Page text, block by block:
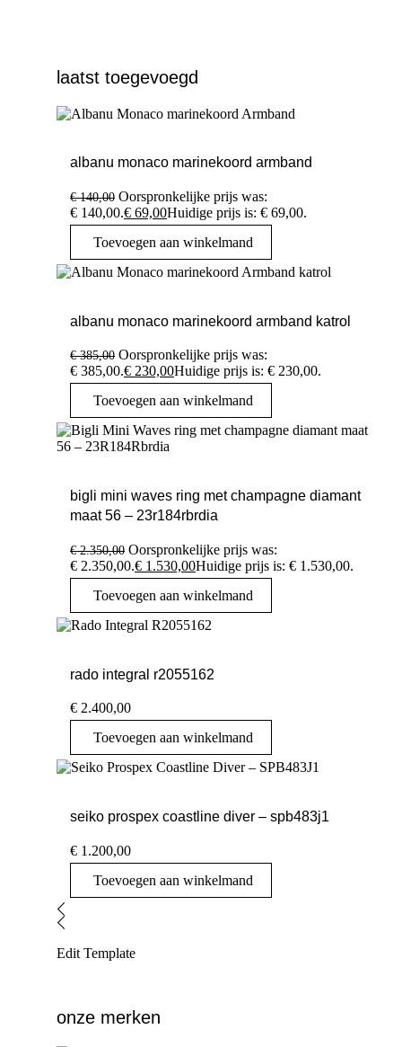
laatst toegevoegd
albanu monaco marinekoord armband
€140,00 Oorspronkelijke prijs was:
€ 140,00.€ 69,00Huidige prijs is: € 69,00.
Toevoegen aan winkelmand
albanu monaco marinekoord armband katrol
€385,00 Oorspronkelijke prijs was:
€ 385,00.€ 230,00Huidige prijs is: € 230,00.
Toevoegen aan winkelmand
bigli mini waves ring met champagne diamant
maat 56 – 23r184rbrdia
€2.350,00 Oorspronkelijke prijs was:
€ 2.350,00.€ 1.530,00Huidige prijs is: € 1.530,00.
Toevoegen aan winkelmand
rado integral r2055162
€ 2.400,00
Toevoegen aan winkelmand
seiko prospex coastline diver – spb483j1
€ 1.200,00
Toevoegen aan winkelmand
Edit Template
onze merken